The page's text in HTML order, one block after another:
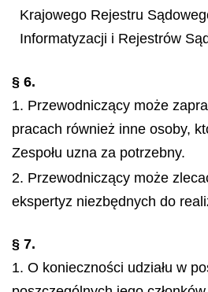
Krajowego Rejestru
Informatyzacji i Rejestrów
§ 6.
1. Przewodniczący może
pracach również inne osoby,
Zespołu uzna za potrzebny.
2. Przewodniczący może
ekspertyz niezbędnych do
§ 7.
1. O konieczności udziału w